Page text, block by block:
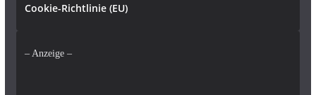
Cookie-Richtlinie (EU)
– Anzeige –